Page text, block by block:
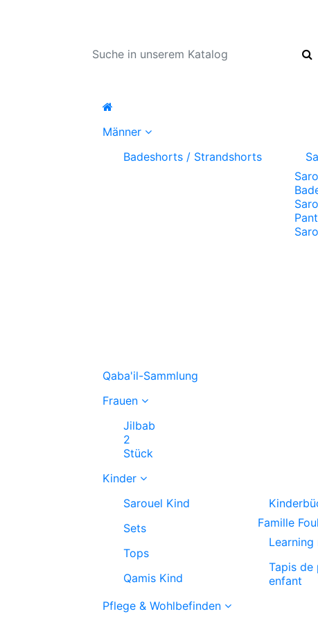
Männer
Badeshorts / Strandshorts
Qaba'il-Sammlung
Frauen
Jilbab
2
Stück
Kinder
Sarouel Kind
Sets
Tops
Qamis Kind
Famille
Tapis de
enfant
Pflege & Wohlbefinden